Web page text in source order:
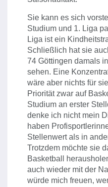
Sie kann es sich
Studium und 1. Liga
Liga ist ein
Schließlich hat sie
74 Göttingen damals
sehen. Eine
wäre aber nichts für
Priorität zwar auf
Studium an erster
denke ich nicht mein
haben
Stellenwert als in
Trotzdem möchte sie
Basketball
auch wieder mit der
würde mich freuen,